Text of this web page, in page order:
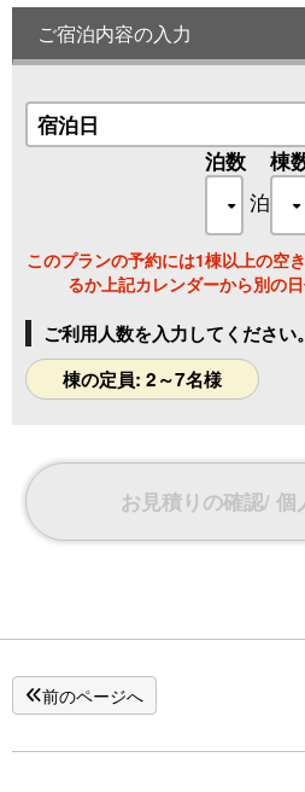
ご宿泊内容の入力
宿泊日
泊数
泊
棟
このプランの予約には1棟以上の空
るか上記カレンダーから別の
ご利用人数を入力してください。
棟の定員: 2～7名様
お見積りの確認/ 個
前のページへ